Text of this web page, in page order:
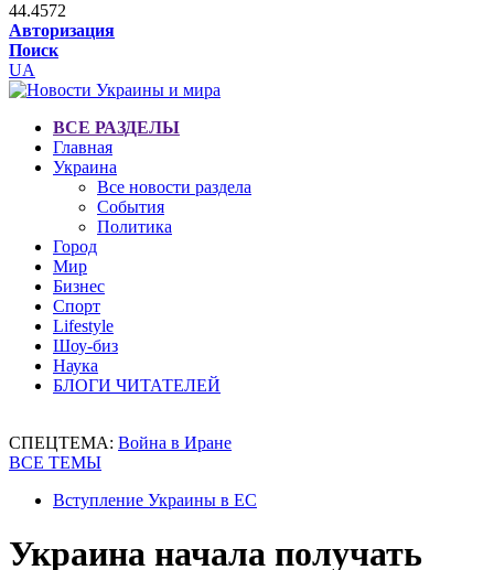
44.4572
Авторизация
Поиск
UA
ВСЕ РАЗДЕЛЫ
Главная
Украина
Все новости раздела
События
Политика
Город
Мир
Бизнес
Спорт
Lifestyle
Шоу-биз
Наука
БЛОГИ ЧИТАТЕЛЕЙ
СПЕЦТЕМА: Война в Иране
ВСЕ ТЕМЫ
Вступление Украины в ЕС
Украина начала получать